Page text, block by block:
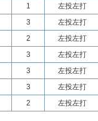
1 左投左打
3 左投左打
2 左投左打
3 左投左打
3 左投左打
3 左投左打
2 左投左打